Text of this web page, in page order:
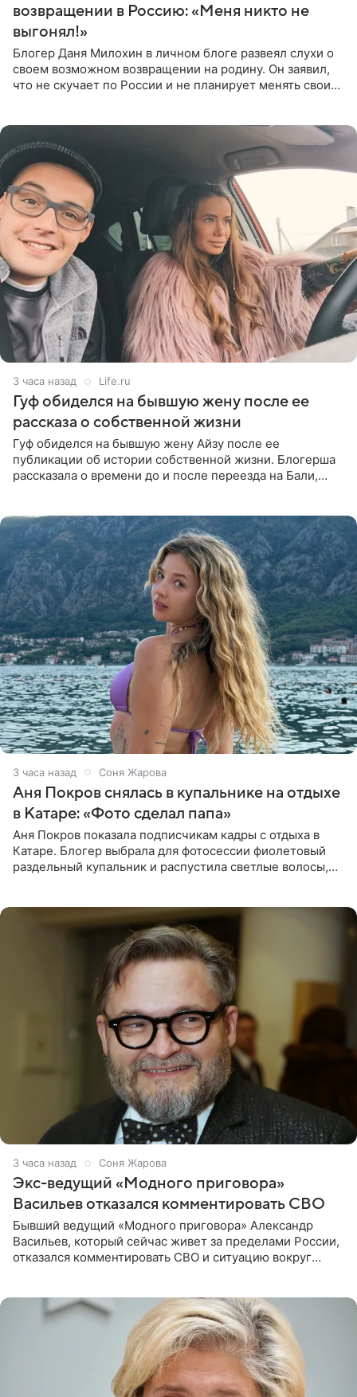
возвращении в Россию: «Меня никто не
выгонял!»
Блогер Даня Милохин в личном блоге развеял слухи о
своем возможном возвращении на родину. Он заявил,
что не скучает по России и не планирует менять свои
3 часа назад Life.ru
Гуф обиделся на бывшую жену после ее
рассказа о собственной жизни
Гуф обиделся на бывшую жену Айзу после ее
публикации об истории собственной жизни. Блогерша
рассказала о времени до и после переезда на Бали,
3 часа назад Соня Жарова
Аня Покров снялась в купальнике на отдыхе
в Катаре: «Фото сделал папа»
Аня Покров показала подписчикам кадры с отдыха в
Катаре. Блогер выбрала для фотосессии фиолетовый
раздельный купальник и распустила светлые волосы,
3 часа назад Соня Жарова
Экс-ведущий «Модного приговора»
Васильев отказался комментировать СВО
Бывший ведущий «Модного приговора» Александр
Васильев, который сейчас живет за пределами России,
отказался комментировать СВО и ситуацию вокруг